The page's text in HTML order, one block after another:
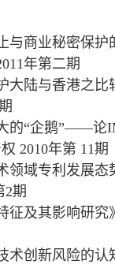
与商业秘密保护
年第二期
大陆与香港之比
的“企鹅”——论
2010年第 11期
领域专利发展态
2期
征及其影响研究
术创新风险的认